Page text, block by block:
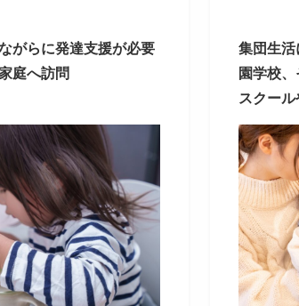
がらに⁡発達支援が必要
庭へ訪問⁡
集団生
園⁡学校⁡
スクー